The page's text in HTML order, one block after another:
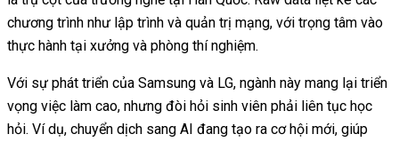
chương trình như lập trình và quản trị mạng, với trọng tâm vào
thực hành tại xưởng và phòng thí nghiệm.
Với sự phát triển của Samsung và LG, ngành này mang lại triển
vọng việc làm cao, nhưng đòi hỏi sinh viên phải liên tục học
hỏi. Ví dụ, chuyển dịch sang AI đang tạo ra cơ hội mới, giúp